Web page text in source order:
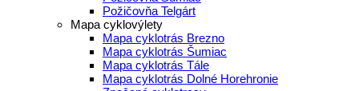
Požičovňa Telgárt
Mapa cyklovýlety
Mapa cyklotrás Brezno
Mapa cyklotrás Šumiac
Mapa cyklotrás Tále
Mapa cyklotrás Dolné Horehronie